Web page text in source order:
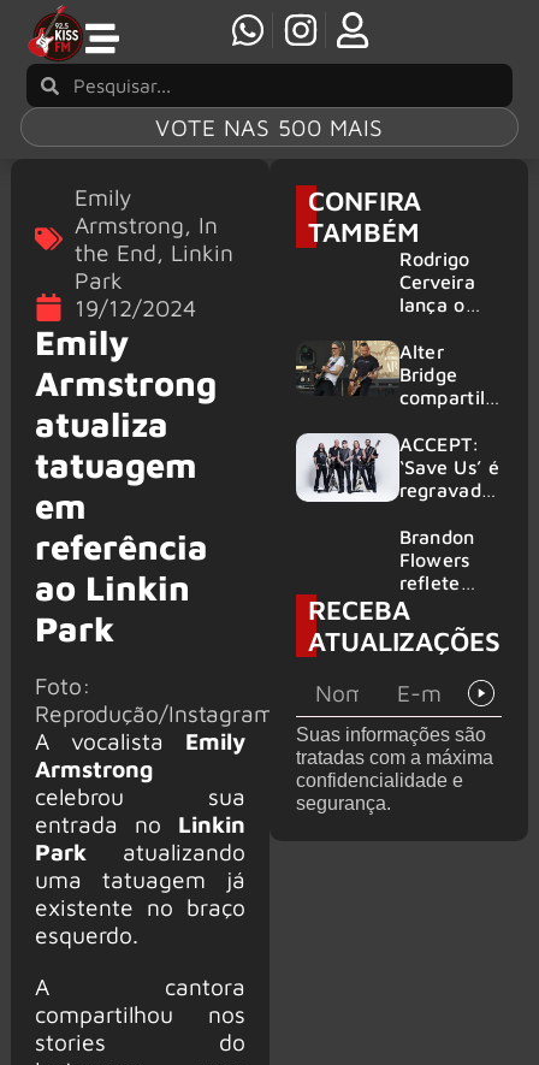
VOTE NAS 500 MAIS
Emily
Armstrong, In
the End, Linkin
Park
19/12/2024
Emily
Armstrong
atualiza
tatuagem
em
referência
ao Linkin
Park
Foto:
Reprodução/Instagram
A vocalista Emily
Armstrong
celebrou sua
entrada no Linkin
Parkatualizando
uma tatuagem já
existente no braço
esquerdo.
A cantora
compartilhou nos
stories do
CONFIRA
TAMBÉM
Rodrigo
Cerveira
lança o
Searcher”
Alter
Bridge
compartilh
vivo de
“Fortress”
gravada
am Ring
2026
ACCEPT:
‘Save Us’ é
regravada
membros
do GHOST
e KORN
Brandon
Flowers
reflete
sobre o
futuro e
levanta
de de
deixar os
palcos
RECEBA
ATUALIZAÇÕES
Suas informações são
tratadas com a máxima
confidencialidade e
segurança.